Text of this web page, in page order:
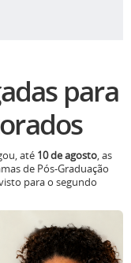
para
até 10 de agosto, as
de Pós-Graduação
para o segundo